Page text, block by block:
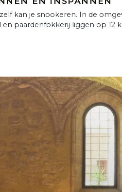
kan je snookeren. In de
en paardenfokkerij liggen op 12